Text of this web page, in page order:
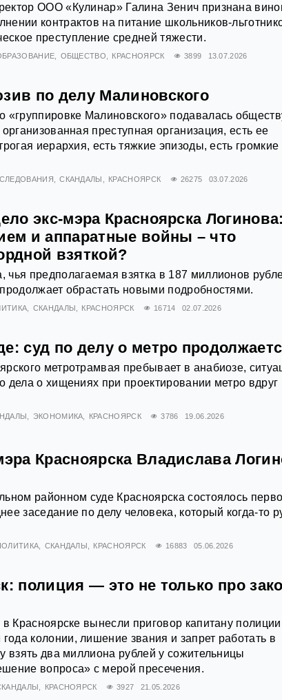
ООО «Кулинар» Галина Зенич признана
контрактов на питание школьников-
преступление средней тяжести.
ОБЩЕСТВО КРАСНОЯРСК 3899 13.07.2026
по делу Малиновского
«группировке Малиновского» подавалась
преступная организация, есть ее
иерархия, есть тяжкие эпизоды, есть громкие
СКАНДАЛЫ КРАСНОЯРСК 26275 03.07.2026
экс-мэра Красноярска Логинова:
и аппаратные войны – что
взяткой?
чья предполагаемая взятка в 187 миллионов
обрастать новыми подробностями.
СКАНДАЛЫ КРАСНОЯРСК 16714 02.07.2026
суд по делу о метро
метротрамвая пребывает в анабиозе,
дела о хищениях при проектировании метро вдруг
ЭКОНОМИКА КРАСНОЯРСК 3786 19.06.2026
Красноярска Владислава
районном суде Красноярска состоялось
заседание по делу человека, который когда-то
СКАНДАЛЫ КРАСНОЯРСК 16883 05.06.2026
полиция — это не только про
Красноярске вынесли приговор капитану полиции
колонии, лишение звания и запрет работать в
взять два миллиона рублей у сожительницы
вопроса» с мерой пресечения.
КРАСНОЯРСК 3927 21.05.2026